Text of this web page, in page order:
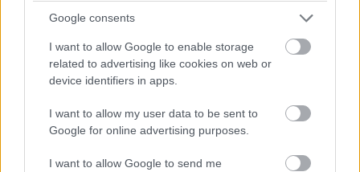
Google consents
I want to allow Google to enable storage
related to advertising like cookies on web or
device identifiers in apps.
I want to allow my user data to be sent to
Google for online advertising purposes.
I want to allow Google to send me
velük, de megérik a küzdést! Az első amuse bouche
alma, créme fraiche. Az előétel még ennél is jobb: az
andalúz klasszikus nyers zöldségleves, a gazpacho.
Kifejezetten üde és gyümölcsös, amiben nem kis
szerepe van a dinnyedaraboknak. Maradandó
élmény!